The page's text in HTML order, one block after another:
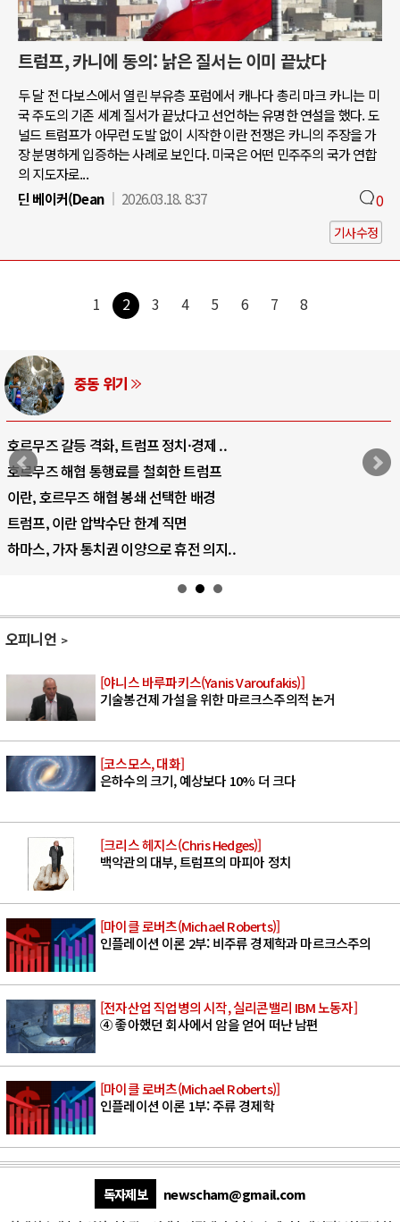
트럼프, 카니에 동의: 낡은 질서는 이미 끝났다
두 달 전 다보스에서 열린 부유층 포럼에서 캐나다 총리 마크 카니는 미
국 주도의 기존 세계 질서가 끝났다고 선언하는 유명한 연설을 했다. 도
널드 트럼프가 아무런 도발 없이 시작한 이란 전쟁은 카니의 주장을 가
장 분명하게 입증하는 사례로 보인다. 미국은 어떤 민주주의 국가 연합
의 지도자로...
딘 베이커(Dean
2026.03.18. 8:37 0
기사수정
1 2 3 4 5 6 7 8
AI와 인간
중국 AI, 저가 공세로 글로벌 토큰 시..
AI 국부펀드 구상 놓고 미국 진보진영 ..
AI 데이터센터 반대 투쟁은 새로운 글로..
AI의 숨은 환경 비용: 데이터센터 확산..
AI는 어떻게 미국 민주주의를 잠식하고 ..
오피니언
[야니스 바루파키스(Yanis Varoufakis)]
기술봉건제 가설을 위한 마르크스주의적 논거
[코스모스, 대화]
은하수의 크기, 예상보다 10% 더 크다
[크리스 헤지스(Chris Hedges)]
백악관의 대부, 트럼프의 마피아 정치
[마이클 로버츠(Michael Roberts)]
인플레이션 이론 2부: 비주류 경제학과 마르크스주의
[전자산업 직업병의 시작, 실리콘밸리 IBM 노동자]
④ 좋아했던 회사에서 암을 얻어 떠난 남편
[마이클 로버츠(Michael Roberts)]
인플레이션 이론 1부: 주류 경제학
독자제보
newscham@gmail.com